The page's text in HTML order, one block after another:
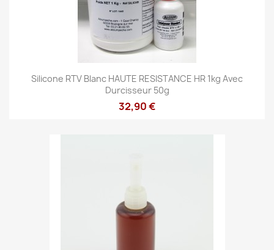
Silicone RTV Blanc HAUTE RESISTANCE HR 1kg Avec
Durcisseur 50g
32,90 €